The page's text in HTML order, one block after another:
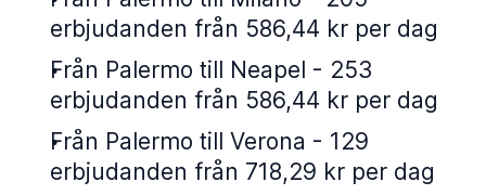
erbjudanden från 586,44 kr per dag
Från Palermo till Neapel - 253
erbjudanden från 586,44 kr per dag
Från Palermo till Verona - 129
erbjudanden från 718,29 kr per dag